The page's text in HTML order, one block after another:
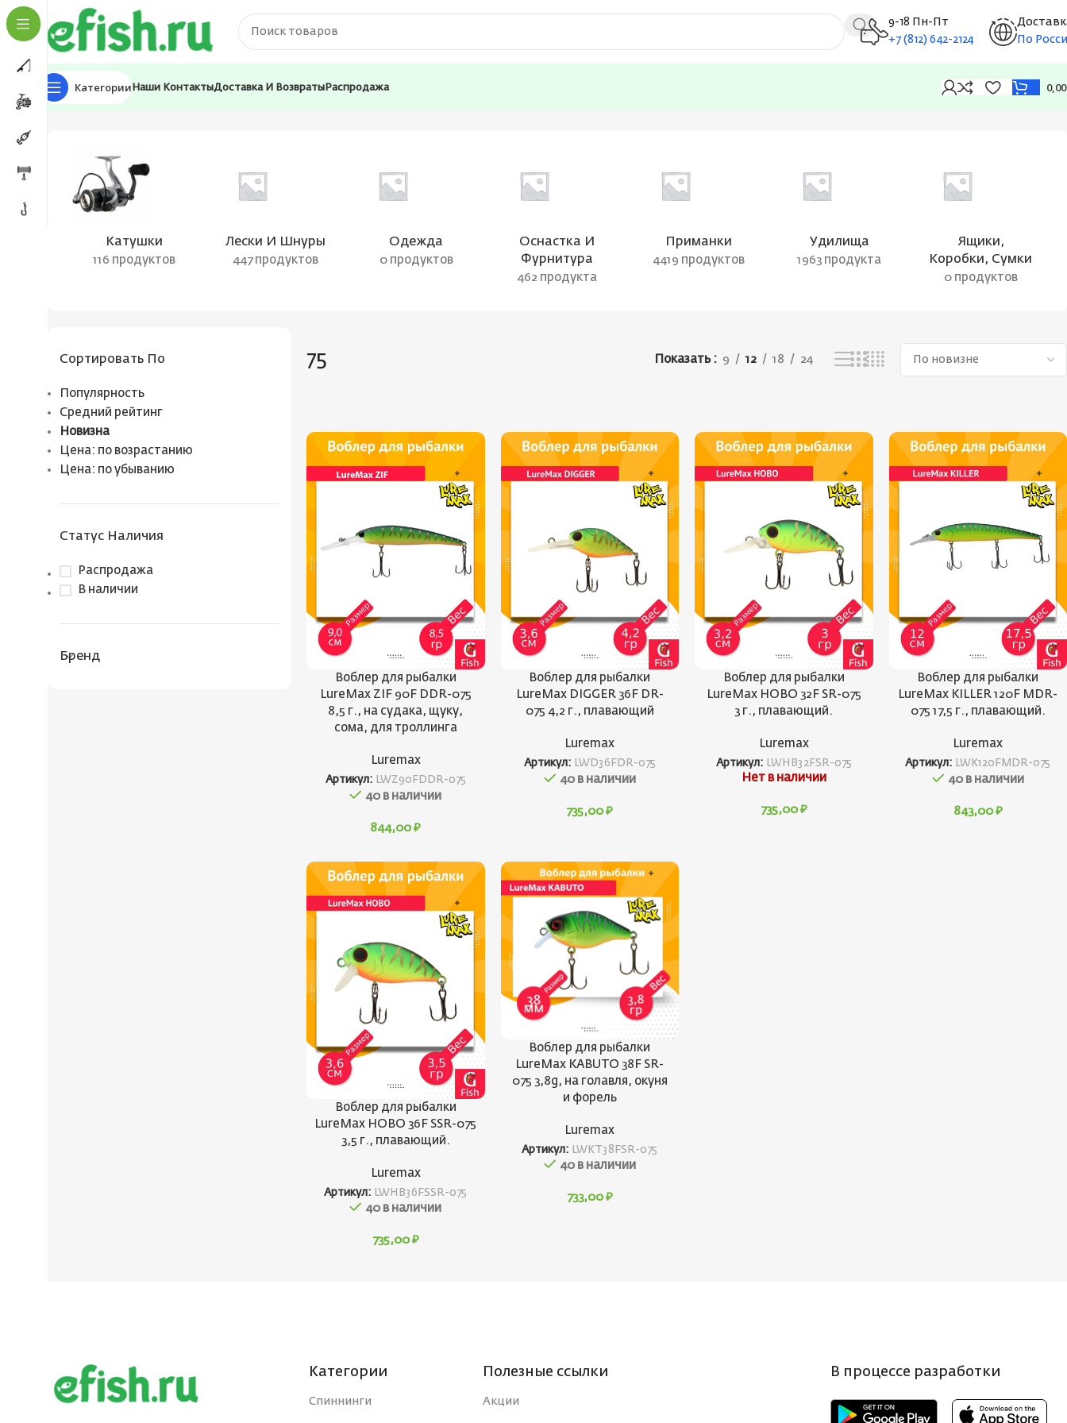
9-18 Пн-Пт
+7 (812) 642-2124
По
Категории Наши КонтактыДоставка И Возвраты Распродажа
Главная Товар Цвет воблера
Катушки
116 продуктов
Лески И Шнуры
447 продуктов
Одежда
0 продуктов
Оснастка И
Фурнитура
462 продукта
Приманки
4419 продуктов
Удилища
1963 продукта
Ящики,
Коробки, Сумки
0 продуктов
Сортировать По
Популярность
Средний рейтинг
Новизна
Цена: по возрастанию
Цена: по убыванию
Статус Наличия
Распродажа
В наличии
Бренд
75 Показать 9 12 18 24
Воблер для рыбалки
LureMax ZIF 90F DDR-075
8,5 г., на судака, щуку,
сома, для троллинга
Luremax
Артикул: LWZ90FDDR-075
40 в наличии
844,00₽
Воблер для рыбалки
LureMax DIGGER 36F DR-
075 4,2 г., плавающий
Luremax
Артикул: LWD36FDR-075
40 в наличии
735,00₽
Воблер для рыбалки
LureMax HOBO 32F SR-075
3 г., плавающий.
Luremax
Артикул: LWHB32FSR-075
Нет в наличии
735,00 ₽
Воблер для рыбалки
LureMax KILLER 120F MDR-
075 17,5 г., плавающий.
Luremax
Артикул: LWK120FMDR-075
40 в наличии
843,00 ₽
Воблер для рыбалки
LureMax HOBO 36F SSR-075
3,5 г., плавающий.
Luremax
Артикул: LWHB36FSSR-075
40 в наличии
735,00 ₽
Воблер для рыбалки
LureMax KABUTO 38F SR-
075 3,8g, на голавля, окуня
и форель
Luremax
Артикул: LWKT38FSR-075
40 в наличии
733,00 ₽
Категории
Спиннинги
Полезные ссылки
Акции
В процессе разработки